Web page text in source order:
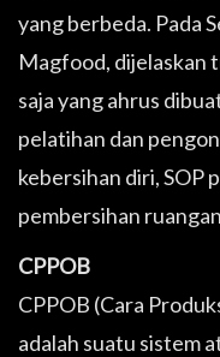
yang berbeda. Pada
Magfood, dijelaskan
saja yang ahrus
pelatihan dan
kebersihan diri, SOP
pembersihan ruangan
CPPOB
CPPOB (Cara
adalah suatu sistem